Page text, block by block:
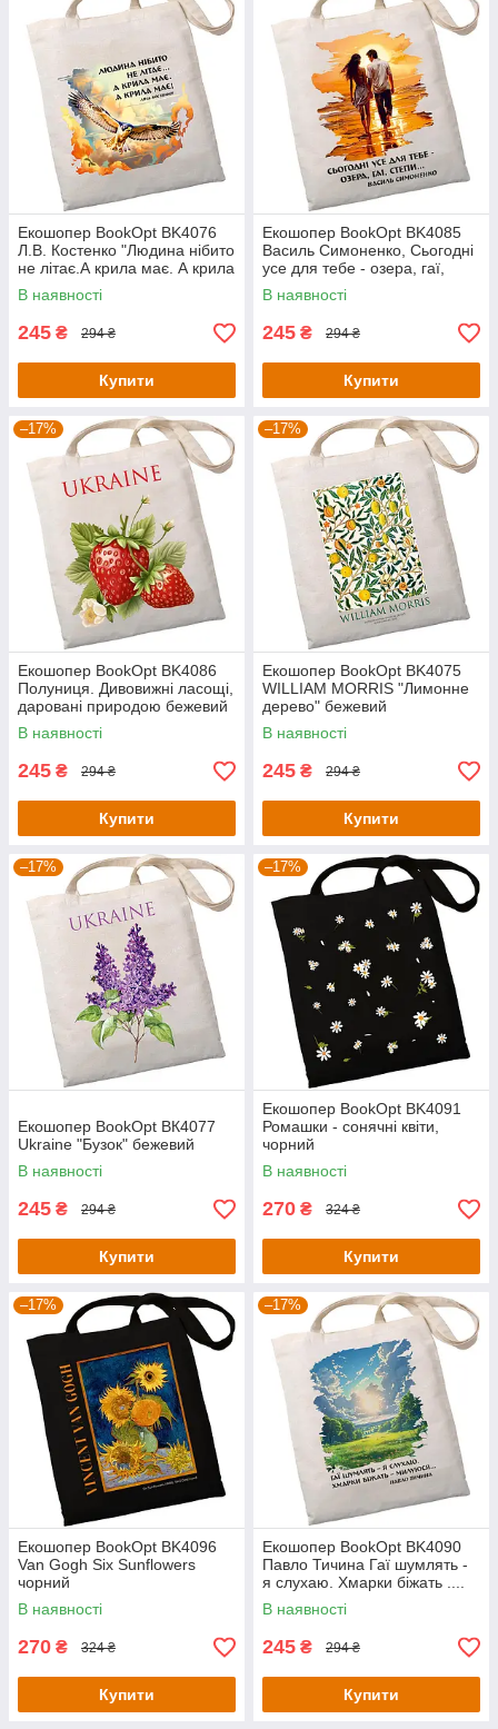
Екошопер BookOpt BK4076
Л.В. Костенко "Людина нібито
не літає.А крила має. А крила
має!" бежевий
В наявності
245 ₴ 294 ₴
Купити
Екошопер BookOpt BK4085
Василь Симоненко, Сьогодні
усе для тебе - озера, гаї,
степи... колір, бежевий
В наявності
245 ₴ 294 ₴
Купити
–17%
Екошопер BookOpt BK4086
Полуниця. Дивовижні ласощі,
даровані природою бежевий
В наявності
245 ₴ 294 ₴
Купити
–17%
Екошопер BookOpt BK4075
WILLIAM MORRIS "Лимонне
дерево" бежевий
В наявності
245 ₴ 294 ₴
Купити
–17%
Екошопер BookOpt ВК4077
Ukraine "Бузок" бежевий
В наявності
245 ₴ 294 ₴
Купити
–17%
Екошопер BookOpt BK4091
Ромашки - сонячні квіти,
чорний
В наявності
270 ₴ 324 ₴
Купити
–17%
Екошопер BookOpt BK4096
Van Gogh Six Sunflowers
чорний
В наявності
270 ₴ 324 ₴
Купити
–17%
Екошопер BookOpt BK4090
Павло Тичина Гаї шумлять -
я слухаю. Хмарки біжать ....
В наявності
245 ₴ 294 ₴
Купити